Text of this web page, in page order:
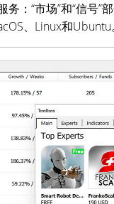
：“市场”和“信号
、Linux和